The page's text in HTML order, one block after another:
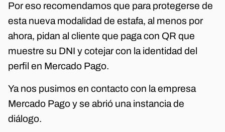
Por eso recomendamos que para protegerse de
esta nueva modalidad de estafa, al menos por
ahora, pidan al cliente que paga con QR que
muestre su DNI y cotejar con la identidad del
perfil en Mercado Pago.
Ya nos pusimos en contacto con la empresa
Mercado Pago y se abrió una instancia de
diálogo.